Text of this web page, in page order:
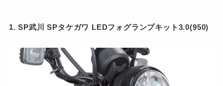
1. SP武川 SPタケガワ LEDフォグランプキット3.0(950)